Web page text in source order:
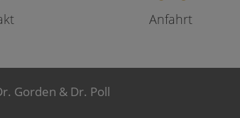
Anfahrt
Gorden & Dr. Poll